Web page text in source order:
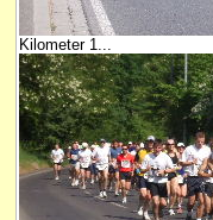
Kilometer 1...